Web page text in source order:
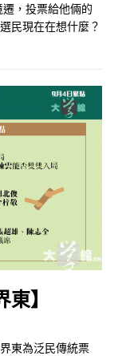
，投票給他倆的
民現在在想什麼？
】
東為泛民傳統票